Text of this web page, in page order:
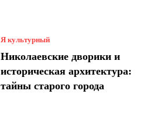
Я культурный
Николаевские дворики и
историческая архитектура:
тайны старого города